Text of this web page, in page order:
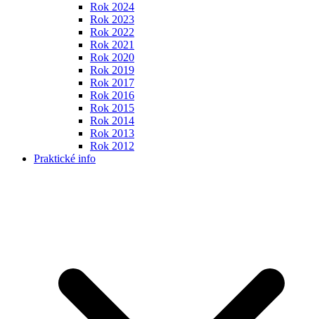
Rok 2024
Rok 2023
Rok 2022
Rok 2021
Rok 2020
Rok 2019
Rok 2017
Rok 2016
Rok 2015
Rok 2014
Rok 2013
Rok 2012
Praktické info